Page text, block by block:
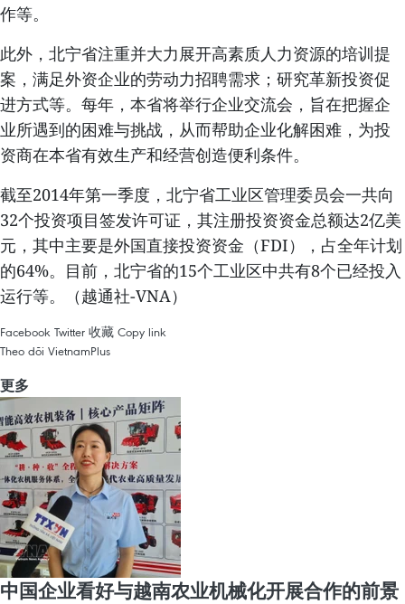
作等。
此外，北宁省注重并大力展开高素质人力资源的培训提
案，满足外资企业的劳动力招聘需求；研究革新投资促
进方式等。每年，本省将举行企业交流会，旨在把握企
业所遇到的困难与挑战，从而帮助企业化解困难，为投
资商在本省有效生产和经营创造便利条件。
截至2014年第一季度，北宁省工业区管理委员会一共向
32个投资项目签发许可证，其注册投资资金总额达2亿美
元，其中主要是外国直接投资资金（FDI），占全年计划
的64%。目前，北宁省的15个工业区中共有8个已经投入
运行等。（越通社-VNA）
Facebook Twitter 收藏 Copy link
Theo dõi VietnamPlus
更多
中国企业看好与越南农业机械化开展合作的前景